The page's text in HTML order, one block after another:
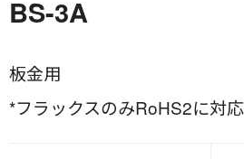
BS-3A
板金用
*フラックスのみRoHS2に対